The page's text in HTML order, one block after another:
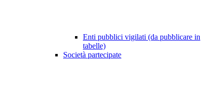
Enti pubblici vigilati (da pubblicare in
tabelle)
Società partecipate